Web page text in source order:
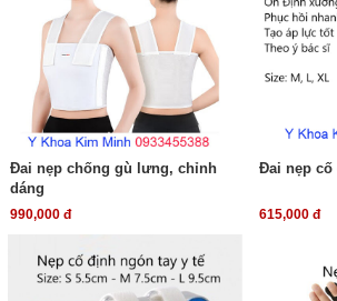
Đai nẹp chống gù lưng, chỉnh
dáng
990,000 đ
Đai nẹp
615,000 đ